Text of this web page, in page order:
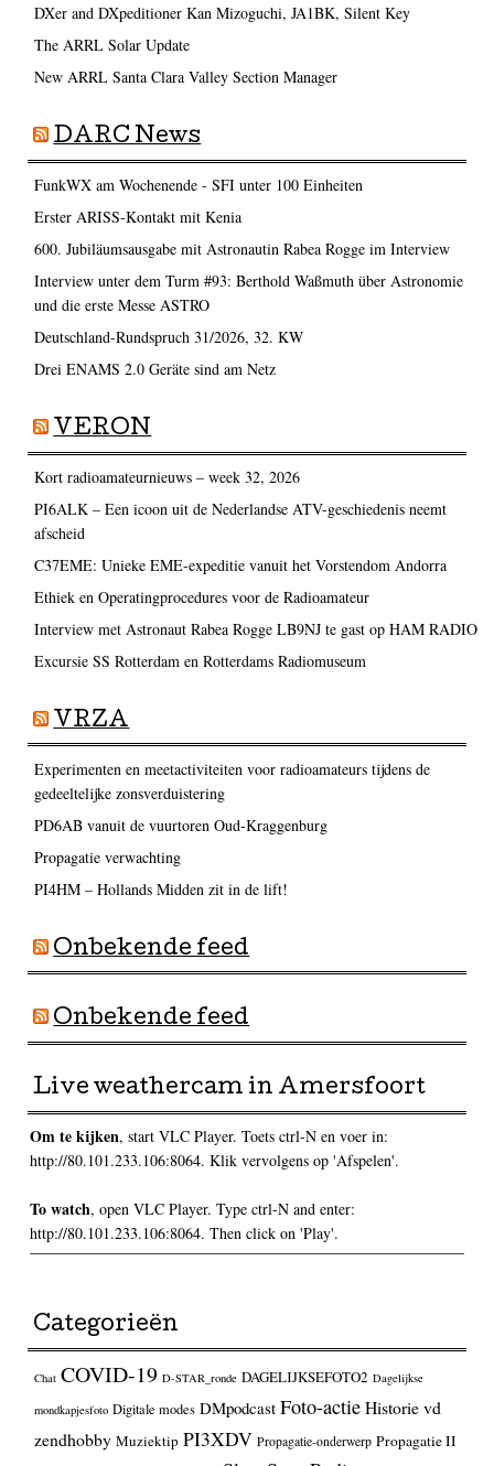
DXer and DXpeditioner Kan Mizoguchi, JA1BK, Silent Key
The ARRL Solar Update
New ARRL Santa Clara Valley Section Manager
DARC News
FunkWX am Wochenende - SFI unter 100 Einheiten
Erster ARISS-Kontakt mit Kenia
600. Jubiläumsausgabe mit Astronautin Rabea Rogge im Interview
Interview unter dem Turm #93: Berthold Waßmuth über Astronomie
und die erste Messe ASTRO
Deutschland-Rundspruch 31/2026, 32. KW
Drei ENAMS 2.0 Geräte sind am Netz
VERON
Kort radioamateurnieuws – week 32, 2026
PI6ALK – Een icoon uit de Nederlandse ATV-geschiedenis neemt
afscheid
C37EME: Unieke EME-expeditie vanuit het Vorstendom Andorra
Ethiek en Operatingprocedures voor de Radioamateur
Interview met Astronaut Rabea Rogge LB9NJ te gast op HAM RADIO
Excursie SS Rotterdam en Rotterdams Radiomuseum
VRZA
Experimenten en meetactiviteiten voor radioamateurs tijdens de
gedeeltelijke zonsverduistering
PD6AB vanuit de vuurtoren Oud-Kraggenburg
Propagatie verwachting
PI4HM – Hollands Midden zit in de lift!
Onbekende feed
Onbekende feed
Live weathercam in Amersfoort
Om te kijken, start VLC Player. Toets ctrl-N en voer in:
http://80.101.233.106:8064. Klik vervolgens op 'Afspelen'.
To watch, open VLC Player. Type ctrl-N and enter:
http://80.101.233.106:8064. Then click on 'Play'.
Categorieën
Chat COVID-19 D-STAR_ronde DAGELIJKSEFOTO2 Dagelijkse
mondkapjesfoto Digitale modes DMpodcast Foto-actieHistorie vd
zendhobby Muziektip PI3XDV Propagatie-onderwerp Propagatie II